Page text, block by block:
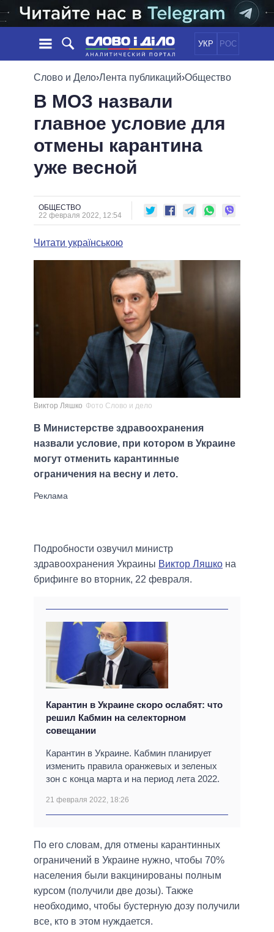
УКР РОС
НОВОСТИ
ЛЕНТА
СОБЫТИЯ
СТАТЬИ
ОБЗОРЫ
ДАЙДЖЕСТЫ
ПОЛИТИКА
ЭКОНОМИКА
ОБЩЕСТВО
ОБЕЩАНИЯ
ПОЛИТИКИ
ПРЕЗИДЕНТ И ОФИС
ВЕРХОВНАЯ РАДА
КАБИНЕТ МИНИСТРОВ
МЭРЫ
ИНФОГРАФИКА
ПОДДЕРЖАТЬ
СРАВНЕНИЕ ПОЛИТИКОВ
Слово и Дело›Лента публикаций›Общество
В МОЗ назвали
главное условие для
отмены карантина
уже весной
ОБЩЕСТВО
22 февраля 2022, 12:54
Читати українською
Виктор Ляшко Фото Слово и дело
В Министерстве здравоохранения
назвали условие, при котором в Украине
могут отменить карантинные
ограничения на весну и лето.
Подробности озвучил министр
здравоохранения Украины Виктор Ляшко на
брифинге во вторник, 22 февраля.
Карантин в Украине скоро ослабят: что
решил Кабмин на селекторном
совещании
Карантин в Украине. Кабмин планирует
изменить правила оранжевых и зеленых
зон с конца марта и на период лета 2022.
21 февраля 2022, 18:26
По его словам, для отмены карантинных
ограничений в Украине нужно, чтобы 70%
населения были вакцинированы полным
курсом (получили две дозы). Также
необходимо, чтобы бустерную дозу получили
все, кто в этом нуждается.